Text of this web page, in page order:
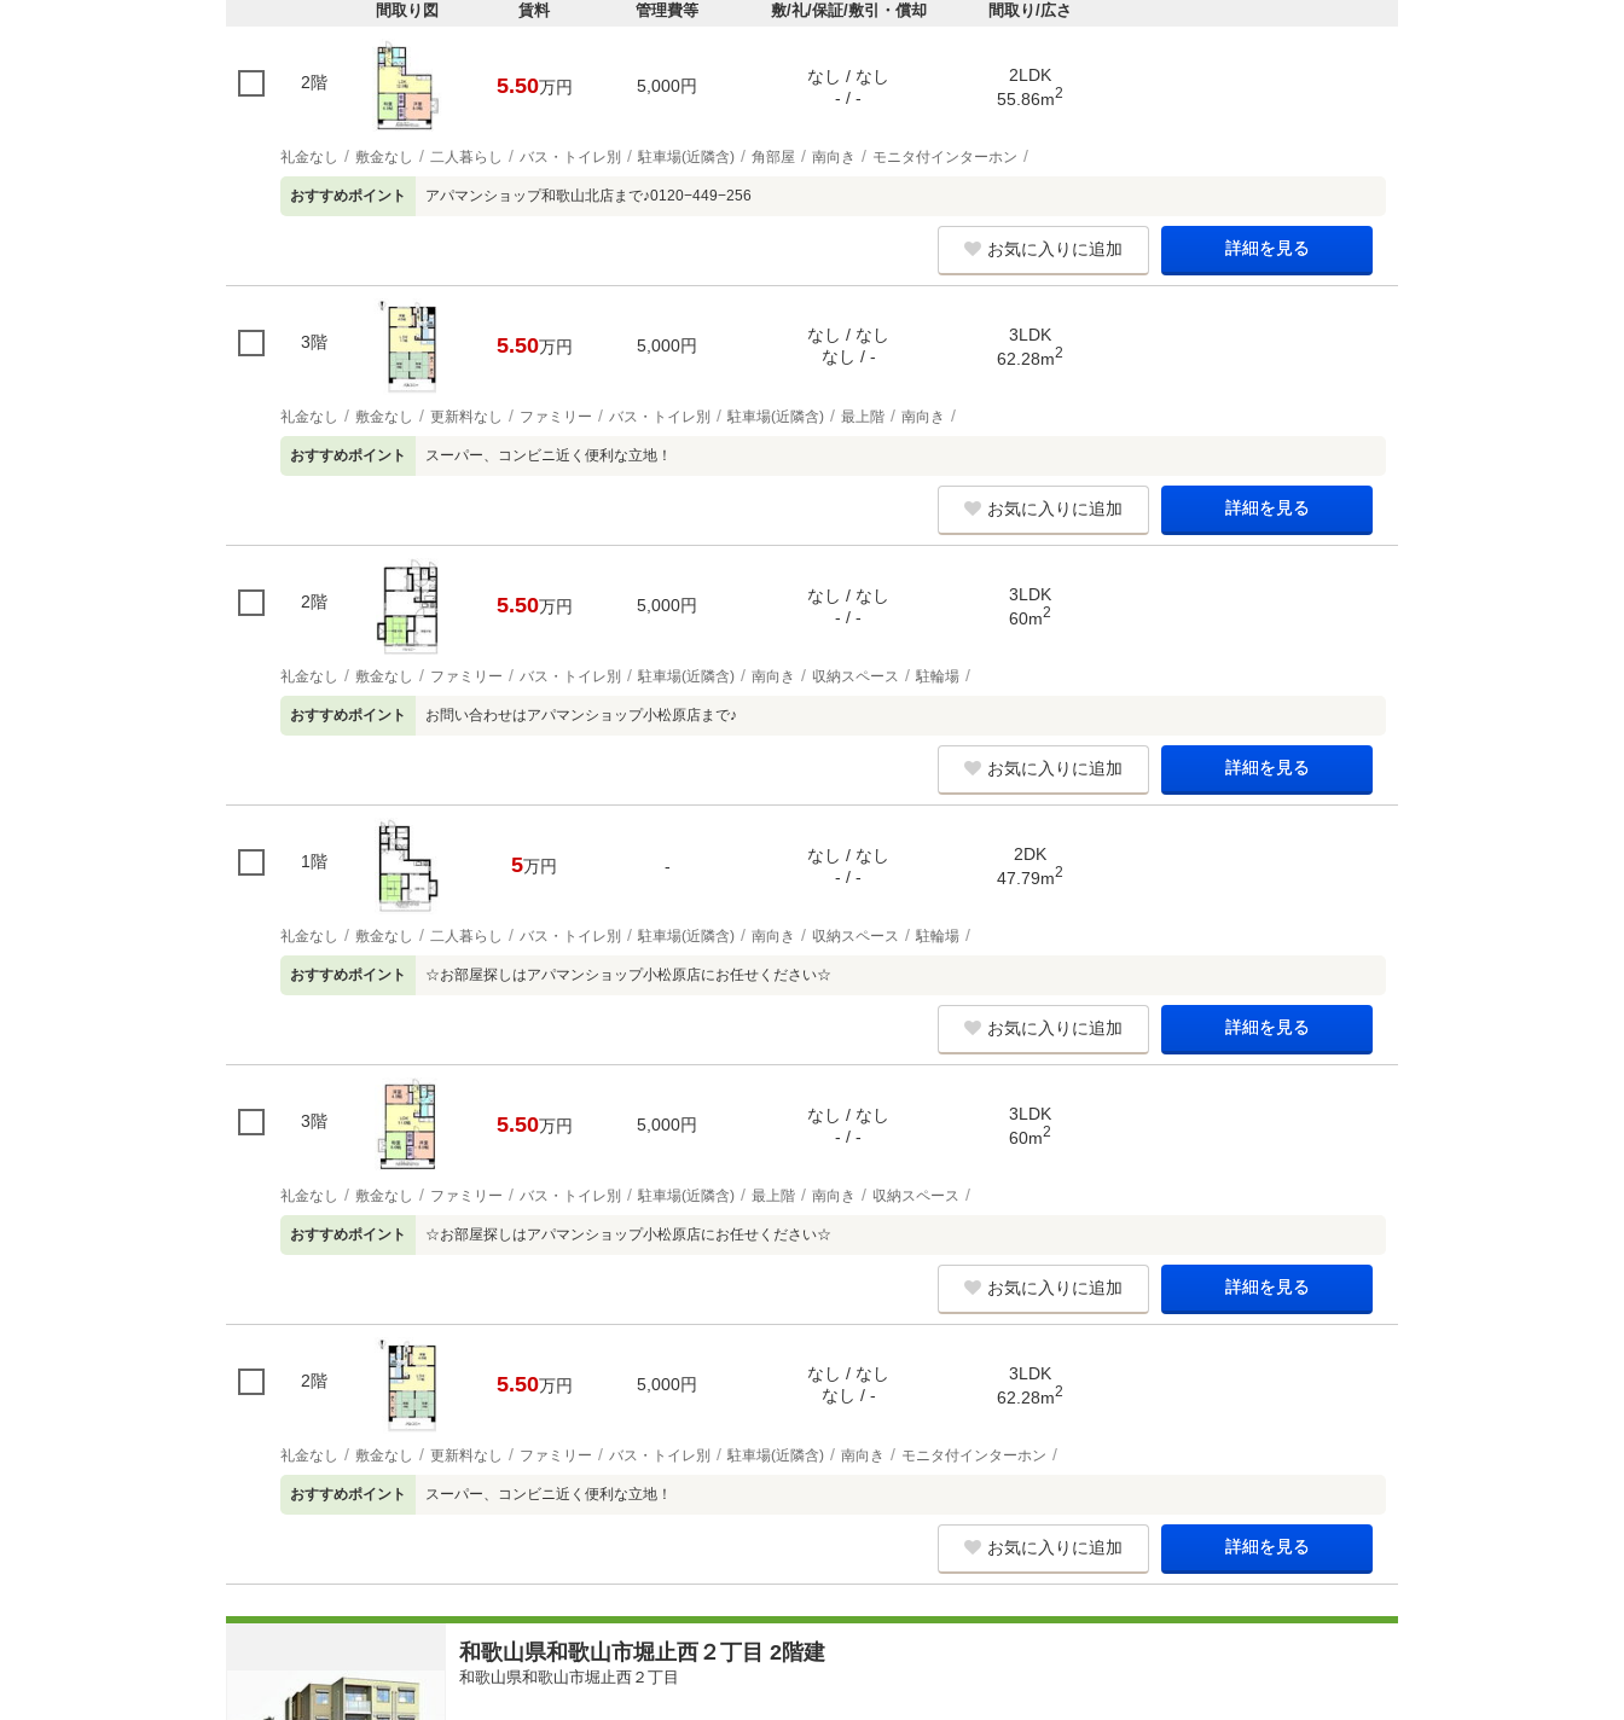
間取り図 賃料 管理費等 敷/礼/保証/敷引・償却 間取り/広さ
2階 5.50万円 5,000円
なし / なし
- / -
2LDK
55.86m2
礼金なし 敷金なし 二人暮らし バス・トイレ別 駐車場(近隣含) 角部屋 南向き モニタ付インターホン
おすすめポイント アパマンショップ和歌山北店まで♪0120−449−256
お気に入りに追加 詳細を見る
3階 5.50万円 5,000円
なし / なし
なし / -
3LDK
62.28m2
礼金なし 敷金なし 更新料なし ファミリー バス・トイレ別 駐車場(近隣含) 最上階 南向き
おすすめポイント スーパー、コンビニ近く便利な立地！
お気に入りに追加 詳細を見る
2階 5.50万円 5,000円
なし / なし
- / -
3LDK
60m2
礼金なし 敷金なし ファミリー バス・トイレ別 駐車場(近隣含) 南向き 収納スペース 駐輪場
おすすめポイント お問い合わせはアパマンショップ小松原店まで♪
お気に入りに追加 詳細を見る
1階 5万円 -
なし / なし
- / -
2DK
47.79m2
礼金なし 敷金なし 二人暮らし バス・トイレ別 駐車場(近隣含) 南向き 収納スペース 駐輪場
おすすめポイント ☆お部屋探しはアパマンショップ小松原店にお任せください☆
お気に入りに追加 詳細を見る
3階 5.50万円 5,000円
なし / なし
- / -
3LDK
60m2
礼金なし 敷金なし ファミリー バス・トイレ別 駐車場(近隣含) 最上階 南向き 収納スペース
おすすめポイント ☆お部屋探しはアパマンショップ小松原店にお任せください☆
お気に入りに追加 詳細を見る
2階 5.50万円 5,000円
なし / なし
なし / -
3LDK
62.28m2
礼金なし 敷金なし 更新料なし ファミリー バス・トイレ別 駐車場(近隣含) 南向き モニタ付インターホン
おすすめポイント スーパー、コンビニ近く便利な立地！
お気に入りに追加 詳細を見る
和歌山県和歌山市堀止西２丁目 2階建
和歌山県和歌山市堀止西２丁目